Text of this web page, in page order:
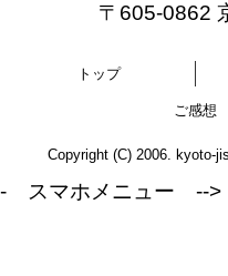
〒605-0862
トップ
ご感想
Copyright (C) 2006. kyoto-
- スマホメニュー -->